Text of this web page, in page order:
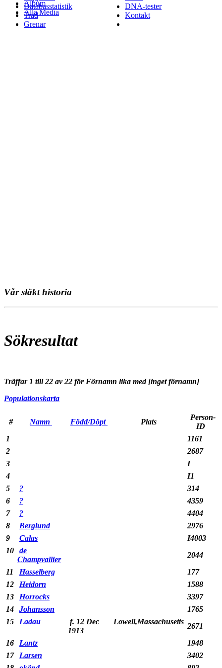
Album
Alla Media
Databasstatistik
Träd
Grenar
DNA-tester
Kontakt
Vår släkt historia
Sökresultat
Träffar 1 till 22 av 22 för Förnamn lika med [inget förnamn]
Populationskarta
# Namn Född/Döpt Plats
Person-
ID
1
1161
2
2687
3
I
4
I1
5
?
314
6
?
4359
7
?
4404
8
Berglund
2976
9
Calas
I4003
10
de
Champvallier
2044
11
Hasselberg
177
12
Heidorn
1588
13
Horrocks
3397
14
Johansson
1765
15
Ladau
f. 12 Dec
1913
Lowell,Massachusetts
2671
16
Lantz
1948
17
Larsen
3402